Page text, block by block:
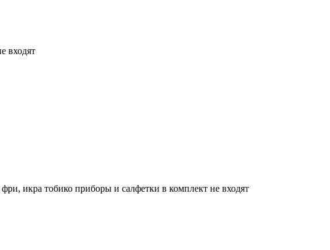
входят
икра тобико приборы и салфетки в комплект не входят